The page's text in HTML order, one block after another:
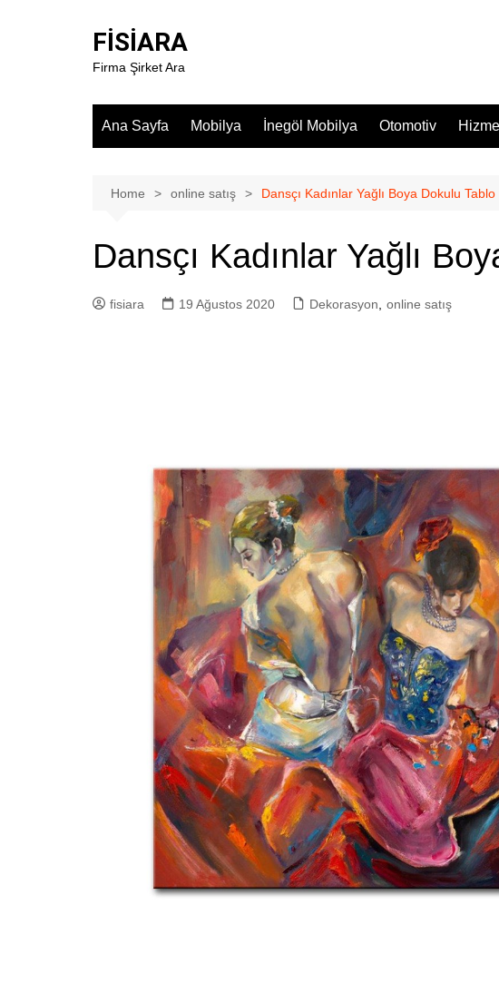
FİSİARA
Firma Şirket Ara
Ana Sayfa Mobilya İnegöl Mobilya Otomotiv
Home online satış Dansçı Kadınlar Yağlı Boya Dokulu Tablo
Dansçı Kadınlar Yağlı
fisiara 19 Ağustos 2020 Dekorasyon online satış